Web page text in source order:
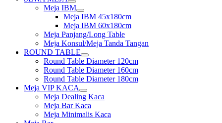
Show
sub
menu
Meja IBM
Show
sub
menu
Meja IBM 45x180cm
Meja IBM 60x180cm
Meja Panjang/Long Table
Meja Konsul/Meja Tanda Tangan
ROUND TABLE
Show
sub
menu
Round Table Diameter 120cm
Round Table Diameter 160cm
Round Table Diameter 180cm
Meja VIP KACA
Show
sub
menu
Meja Dealing Kaca
Meja Bar Kaca
Meja Minimalis Kaca